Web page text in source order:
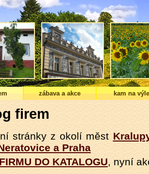
zábava a akce kam na
firem
stránky z okolí měst
a Praha
DO KATALOGU, nyní